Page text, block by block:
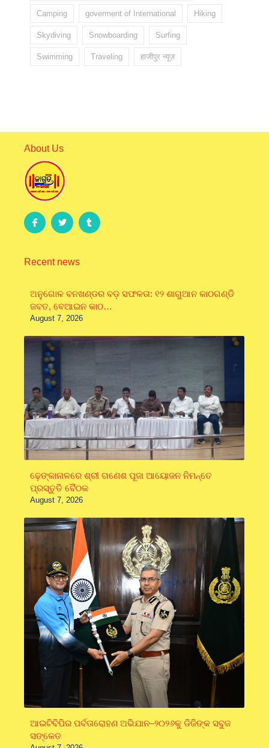
Camping goverment of International Hiking
Skydiving Snowboarding Surfing
Swimming Traveling हाजीपुर न्यूज़
About Us
Recent news
ଅନୁଗୋଳ ବନଖଣ୍ଡର ବଡ଼ ସଫଳତା: ୧୨ ଶାଗୁଆନ କାଠଗଣ୍ଡି
ଜବତ, ବେଆଇନ କାଠ…
August 7, 2026
ଢ଼େଙ୍କାନାଳରେ ଶ୍ରୀ ଗଣେଶ ପୂଜା ଆୟୋଜନ ନିମନ୍ତେ
ପ୍ରସ୍ତୁତି ବୈଠକ
August 7, 2026
ଆଇଟିବିପିର ପର୍ବତାରୋହଣ ଅଭିଯାନ–୨୦୨୬କୁ ଡିଜିଙ୍କ ସବୁଜ
ସଙ୍କେତ